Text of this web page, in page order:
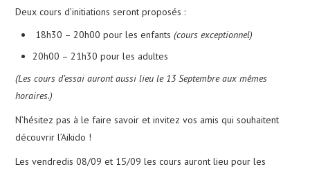
INSCRIPTIONS & TARIFS
CALENDRIER
PHOTOS
Deux cours d’initiations seront proposés :
18h30 – 20h00 pour les enfants(cours exceptionnel)
20h00 – 21h30 pour les adultes
(Les cours d’essai auront aussi lieu le 13 Septembre aux mêmes
horaires.)
N’hésitez pas à le faire savoir et invitez vos amis qui souhaitent
découvrir l’Aikido !
Les vendredis 08/09 et 15/09 les cours auront lieu pour les